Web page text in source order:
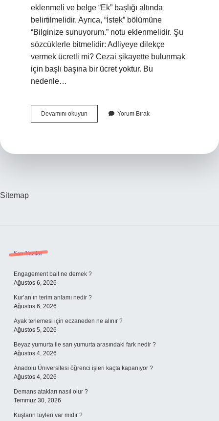
eklenmeli ve belge “Ek” başlığı altında
belirtilmelidir. Ayrıca, “İstek” bölümüne
“Bilginize sunuyorum.” notu eklenmelidir. Şu
sözcüklerle bitmelidir: Adliyeye dilekçe
vermek ücretli mi? Cezai şikayette bulunmak
için başlı başına bir ücret yoktur. Bu
nedenle…
Devamını okuyun Adliyeye
Dilekçe
Yorum Bırak
Sitemap
Sidebar
Son Yazılar
Engagement bait ne demek ?
Ağustos 6, 2026
Kur’an’ın terim anlamı nedir ?
Ağustos 6, 2026
Ayak terlemesi için eczaneden ne alınır ?
Ağustos 5, 2026
Beyaz yumurta ile sarı yumurta arasındaki fark nedir ?
Ağustos 4, 2026
Anadolu Üniversitesi öğrenci işleri kaçta kapanıyor ?
Ağustos 4, 2026
Demans atakları nasıl olur ?
Temmuz 30, 2026
Kuşların tüyleri var mıdır ?